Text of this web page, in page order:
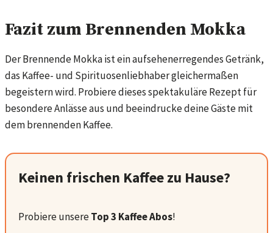
Fazit zum Brennenden Mokka
Der Brennende Mokka ist ein aufsehenerregendes Getränk,
das Kaffee- und Spirituosenliebhaber gleichermaßen
begeistern wird. Probiere dieses spektakuläre Rezept für
besondere Anlässe aus und beeindrucke deine Gäste mit
dem brennenden Kaffee.
Keinen frischen Kaffee zu Hause?
Probiere unsereTop 3 Kaffee Abos!